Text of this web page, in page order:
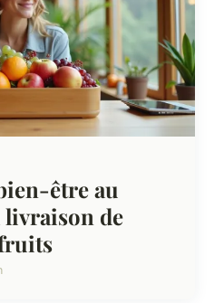
être au
livraison de